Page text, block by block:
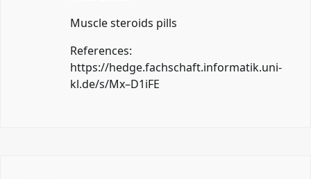
Muscle steroids pills
References:
https://hedge.fachschaft.informatik.uni-
kl.de/s/Mx–D1iFE